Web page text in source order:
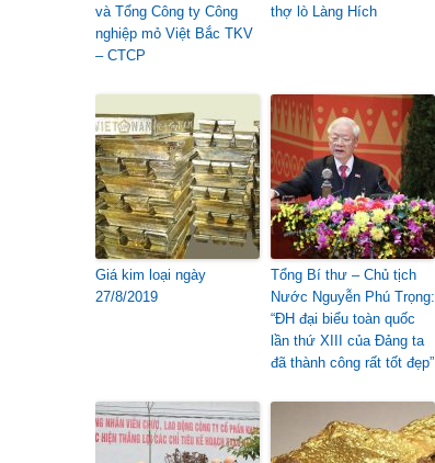
và Tổng Công ty Công
nghiệp mỏ Việt Bắc TKV
– CTCP
thợ lò Làng Hích
Giá kim loại ngày
27/8/2019
Tổng Bí thư – Chủ tịch
Nước Nguyễn Phú Trọng:
“ĐH đại biểu toàn quốc
lần thứ XIII của Đảng ta
đã thành công rất tốt đẹp”